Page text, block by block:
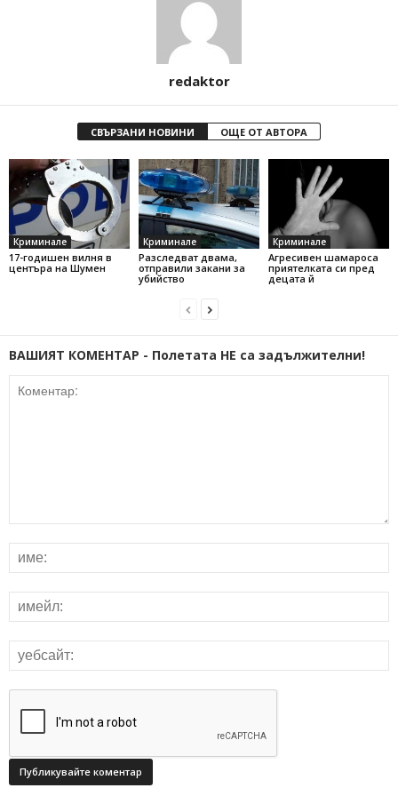
redaktor
СВЪРЗАНИ НОВИНИ ОЩЕ ОТ АВТОРА
Криминале
17-годишен вилня в
центъра на Шумен
Криминале
Разследват двама,
отправили закани за
убийство
Криминале
Агресивен шамароса
приятелката си пред
децата й
ВАШИЯТ КОМЕНТАР - Полетата НЕ са задължителни!